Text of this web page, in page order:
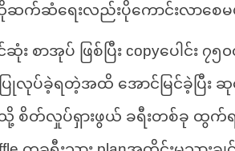
ဆက်ဆံရေးလည်းပိုကောင်းလာစေ
စာအုပ် ဖြစ်ပြီး copyပေါင်း ၇၅၀
ြုလုပ်ခဲ့ရတဲ့အထိ အောင်မြင်ခဲ့ပြီး
သို့ စိတ်လှုပ်ရှားဖွယ် ခရီးတစ်ခု ထွက်